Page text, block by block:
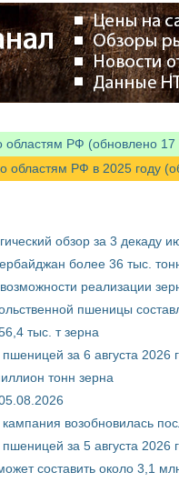
РФ (обновлено 17
РФ в 2025 году
обзор за 3 декаду
более 36 тыс.
реализации
пшеницы
тыс. т зерна
за 6 августа 2026
тонн зерна
возобновилась
за 5 августа 2026
составить около 3,1